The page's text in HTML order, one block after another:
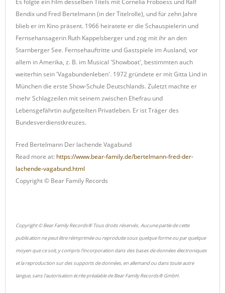
Es folgte ein Film desselben Titels mit Cornelia Froboess und Ralf
Bendix und Fred Bertelmann (in der Titelrolle), und für zehn Jahre
blieb er im Kino präsent. 1966 heiratete er die Schauspielerin und
Fernsehansagerin Ruth Kappelsberger und zog mit ihr an den
Starnberger See. Fernsehauftritte und Gastspiele im Ausland, vor
allem in Amerika, z. B. im Musical 'Showboat', bestimmten auch
weiterhin sein 'Vagabundenleben'. 1972 gründete er mit Gitta Lind in
München die erste Show-Schule Deutschlands. Zuletzt machte er
mehr Schlagzeilen mit seinem zwischen Ehefrau und
Lebensgefährtin aufgeteilten Privatleben. Er ist Träger des
Bundesverdienstkreuzes.
Fred Bertelmann Der lachende Vagabund
Read more at: https://www.bear-family.de/bertelmann-fred-der-
lachende-vagabund.html
Copyright © Bear Family Records
Copyright © Bear Family Records® Tous droits réservés. Aucune partie de cette
publication ne peut être réimprimée ou reproduite sous quelque forme ou par quelque
moyen que ce soit, y compris l'incorporation dans des bases de données électroniques
et la reproduction sur des supports de données, en allemand ou dans toute autre
langue, sans l'autorisation écrite préalable de Bear Family Records® GmbH.